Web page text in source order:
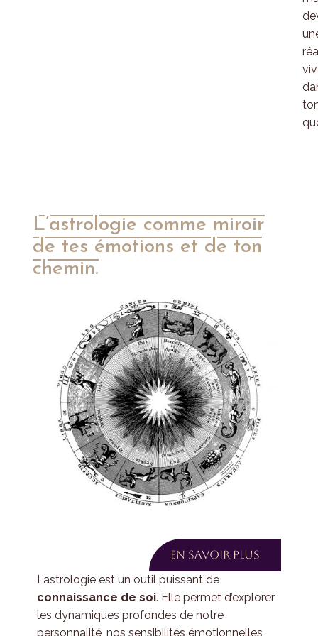
L’astrologie comme miroir
de tes émotions et de ton
chemin.
en savoir plus
L’astrologie est un outil puissant de
connaissance de soi. Elle permet d’explorer
les dynamiques profondes de notre
personnalité, nos sensibilités émotionnelles,